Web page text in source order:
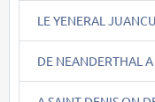
LE YENERAL
DE NEANDERTHAL A